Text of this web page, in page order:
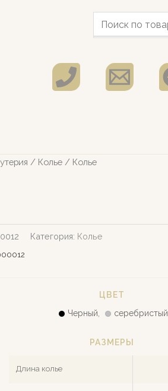
Искать:
/ Колье / Колье
Категория: Колье
ЦВЕТ
Черный,
серебристый
РАЗМЕРЫ
Длина колье